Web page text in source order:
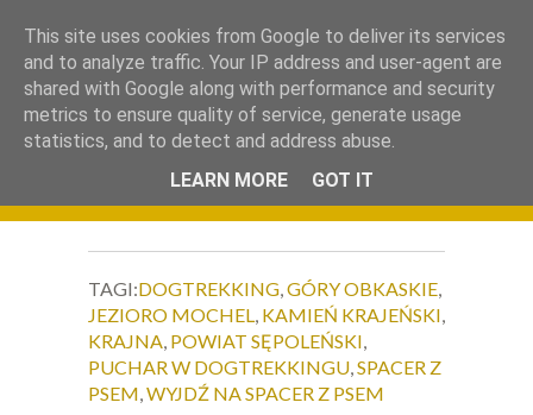
Okiem Obiektywu.
TAGI:DOGTREKKING,GÓRY OBKASKIE,
JEZIORO MOCHEL, KAMIEŃ KRAJEŃSKI,
KRAJNA, POWIAT SĘPOLEŃSKI,
PUCHAR W DOGTREKKINGU,SPACER Z
PSEM,WYJDŹ NA SPACER Z PSEM
This site uses cookies from Google to deliver its services
and to analyze traffic. Your IP address and user-agent are
shared with Google along with performance and security
metrics to ensure quality of service, generate usage
statistics, and to detect and address abuse.
LEARN MORE
GOT IT